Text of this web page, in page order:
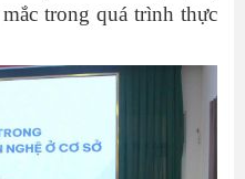
trong quá trình thực